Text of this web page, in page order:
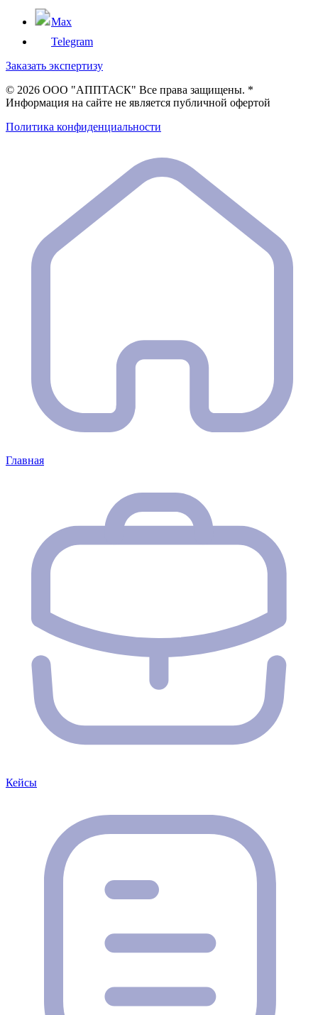
Max
Telegram
Заказать экспертизу
© 2026 ООО "АППТАСК" Все права защищены. *
Информация на сайте не является публичной офертой
Политика конфиденциальности
Главная
Кейсы